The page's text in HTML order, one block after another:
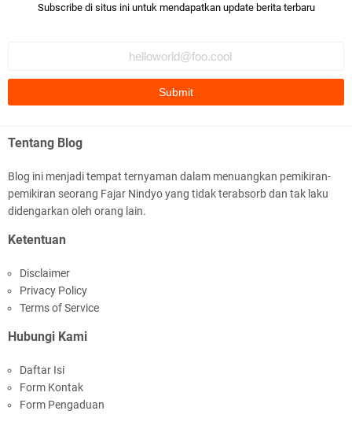
Subscribe di situs ini untuk mendapatkan update berita terbaru
Tentang Blog
Blog ini menjadi tempat ternyaman dalam menuangkan pemikiran-
pemikiran seorang Fajar Nindyo yang tidak terabsorb dan tak laku
didengarkan oleh orang lain.
Ketentuan
Disclaimer
Privacy Policy
Terms of Service
Hubungi Kami
Daftar Isi
Form Kontak
Form Pengaduan